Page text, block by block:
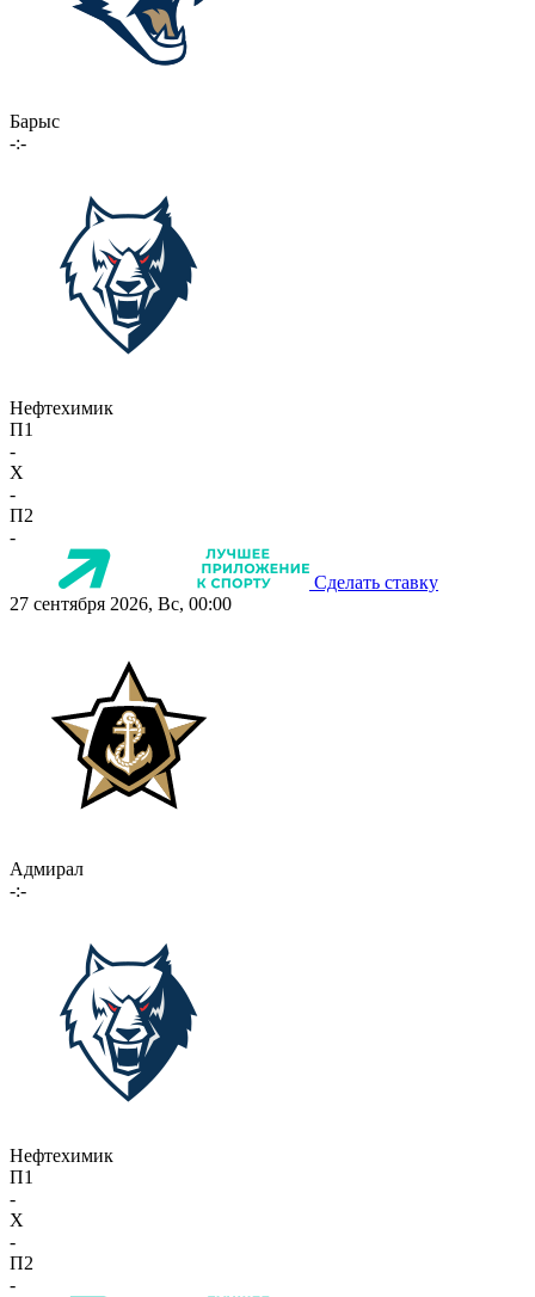
Барыс
-:-
Нефтехимик
П1
-
X
-
П2
-
Сделать ставку
27 сентября 2026, Вс, 00:00
Адмирал
-:-
Нефтехимик
П1
-
X
-
П2
-